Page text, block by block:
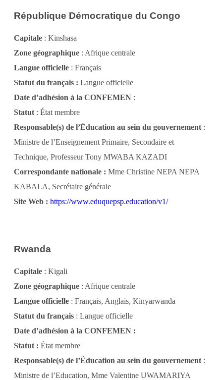
République Démocratique du Congo
Capitale : Kinshasa
Zone géographique : Afrique centrale
Langue officielle : Français
Statut du français : Langue officielle
Date d’adhésion à la CONFEMEN :
Statut : État membre
Responsable(s) de l’Éducation au sein du gouvernement :
Ministre de l’Enseignement Primaire, Secondaire et
Technique, Professeur Tony MWABA KAZADI
Correspondante nationale : Mme Christine NEPA NEPA
KABALA, Secrétaire générale
Site Web : https://www.eduquepsp.education/v1/
Rwanda
Capitale : Kigali
Zone géographique : Afrique centrale
Langue officielle : Français, Anglais, Kinyarwanda
Statut du français : Langue officielle
Date d’adhésion à la CONFEMEN :
Statut : État membre
Responsable(s) de l’Éducation au sein du gouvernement :
Ministre de l’Education, Mme Valentine UWAMARIYA